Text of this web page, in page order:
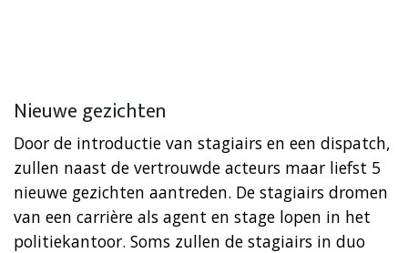
Nieuwe gezichten
Door de introductie van stagiairs en een dispatch,
zullen naast de vertrouwde acteurs maar liefst 5
nieuwe gezichten aantreden. De stagiairs dromen
van een carrière als agent en stage lopen in het
politiekantoor. Soms zullen de stagiairs in duo